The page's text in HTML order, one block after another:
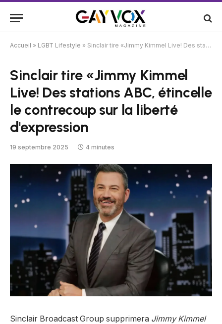
Accueil » LGBT Lifestyle » Sinclair tire «Jimmy Kimmel Live! Des stations ABC, étincelle le contrecoup sur la liberté d'expression
Sinclair tire «Jimmy Kimmel
Live! Des stations ABC, étincelle
le contrecoup sur la liberté
d'expression
19 septembre 2025 4 minutes
Sinclair Broadcast Group supprimera Jimmy Kimmel